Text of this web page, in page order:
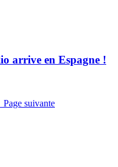
arrive en Espagne !
Page suivante